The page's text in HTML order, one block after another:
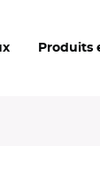
Produits